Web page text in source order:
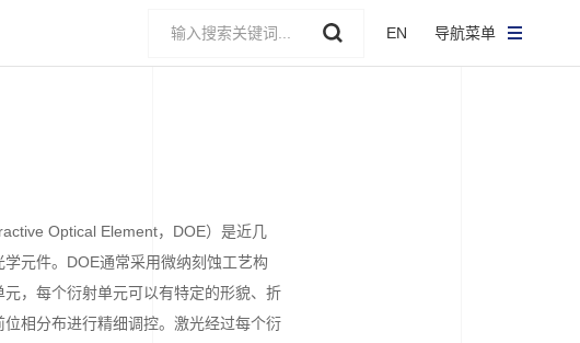
EN 导航菜单
Optical Element，DOE）是近几
元件。DOE通常采用微纳刻蚀工艺构
元，每个衍射单元可以有特定的形貌、折
相分布进行精细调控。激光经过每个衍